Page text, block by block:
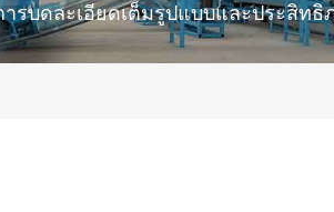
รบดละเอียดเต็มรูปแบบและประสิทธิ